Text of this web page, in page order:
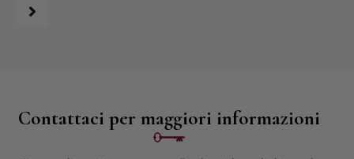
Contattaci per maggiori informazioni